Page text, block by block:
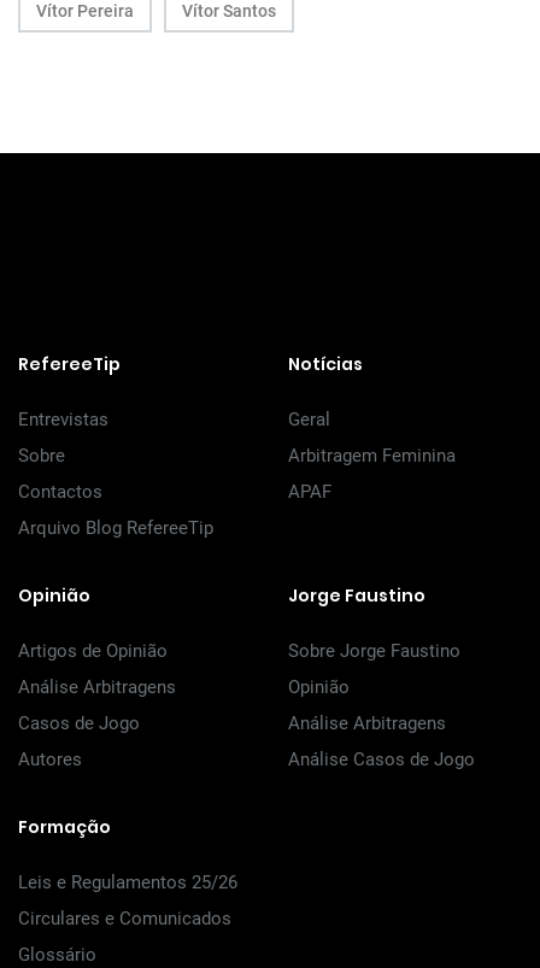
Vítor Pereira Vítor Santos
RefereeTip
Entrevistas
Sobre
Contactos
Arquivo Blog RefereeTip
Notícias
Geral
Arbitragem Feminina
APAF
Opinião
Artigos de Opinião
Análise Arbitragens
Casos de Jogo
Autores
Jorge Faustino
Sobre Jorge Faustino
Opinião
Análise Arbitragens
Análise Casos de Jogo
Formação
Leis e Regulamentos 25/26
Circulares e Comunicados
Glossário